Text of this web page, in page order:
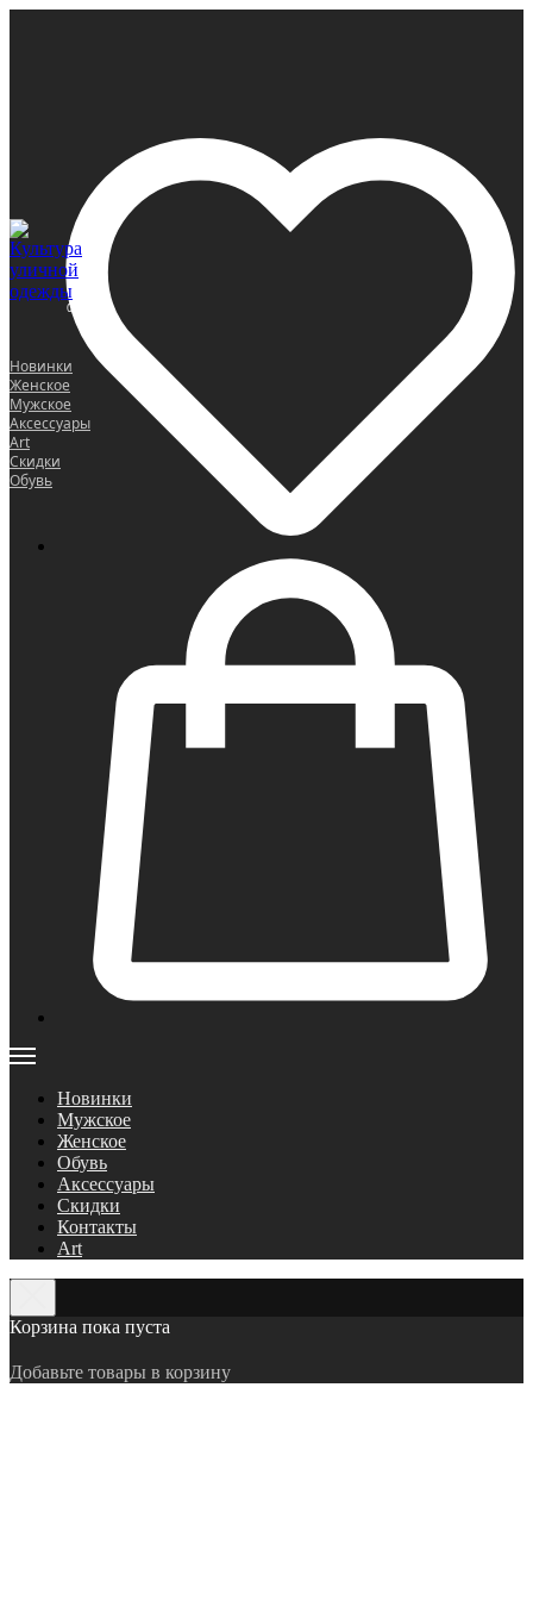
0
Новинки
Женское
Мужское
Аксессуары
Art
Скидки
Обувь
Новинки
Мужское
Женское
Обувь
Аксессуары
Скидки
Контакты
Art
Корзина пока пуста
Добавьте товары в корзину